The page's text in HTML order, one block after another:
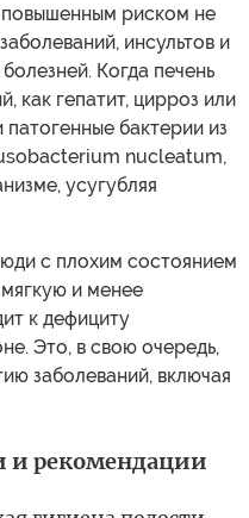
повышенным риском не
инсультов и
Когда печень
как гепатит, цирроз или
бактерии из
nucleatum,
усугубляя
с плохим состоянием
и менее
к дефициту
Это, в свою очередь,
заболеваний, включая
и рекомендации